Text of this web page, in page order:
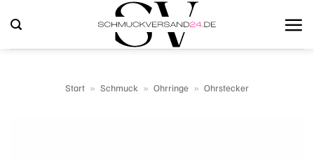
Inhalt
springen
Start » Schmuck » Ohrringe » Ohrstecker